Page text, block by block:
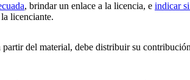
, brindar un enlace a la licencia, e indicar
licenciante.
del material, debe distribuir su